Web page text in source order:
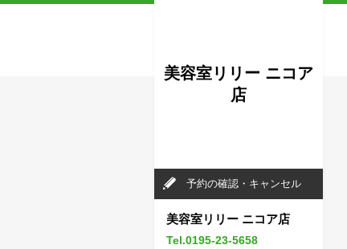
美容室リリー ニコア
店
予約の確認・キャンセル
美容室リリー ニコア店
Tel.0195-23-5658